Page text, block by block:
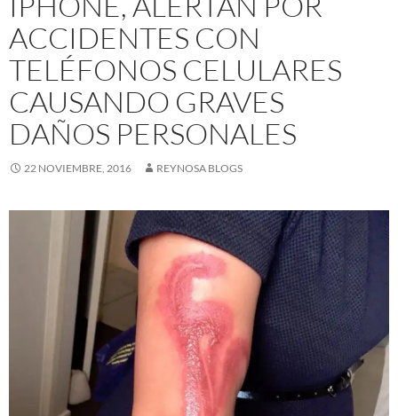
ACCIDENTES CON
TELÉFONOS CELULARES
CAUSANDO GRAVES
DAÑOS PERSONALES
22 NOVIEMBRE, 2016 REYNOSA BLOGS